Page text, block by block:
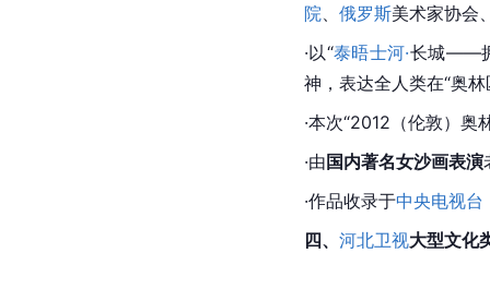
院
俄罗斯美术家协会
·以“泰晤士河·长城——拥
神，表达全人类在“奥
·本次“2012（伦敦）奥
·由国内著名女沙画表演
·作品收录于中央电视台
四、 河北卫视大型文化